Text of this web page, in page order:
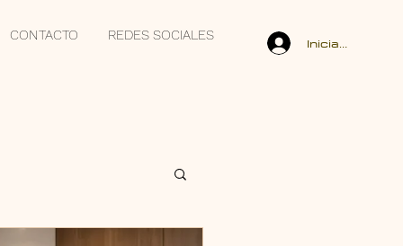
CONTACTO REDES SOCIALES Iniciar sesión